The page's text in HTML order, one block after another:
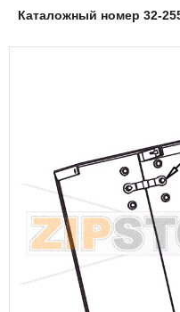
Каталожный номер 32-